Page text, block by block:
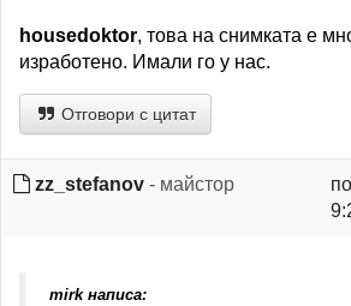
housedoktor, това на снимката е
изработено. Имали го у нас.
Отговори с цитат
zz_stefanov - майстор
mirk написа: